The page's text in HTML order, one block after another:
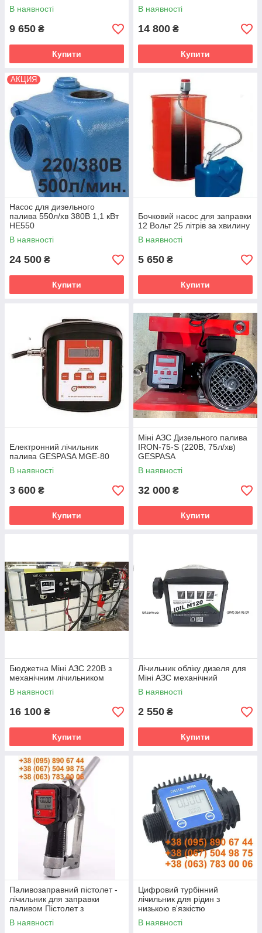
В наявності
9 650 ₴
Купити
В наявності
14 800 ₴
Купити
АКЦИЯ
Насос для дизельного
палива 550л/хв 380В 1,1 кВт
HE550
В наявності
24 500 ₴
Купити
Бочковий насос для заправки
12 Вольт 25 літрів за хвилину
В наявності
5 650 ₴
Купити
Електронний лічильник
палива GESPASA MGE-80
В наявності
3 600 ₴
Купити
Міні АЗС Дизельного палива
IRON-75-S (220В, 75л/хв)
GESPASA
В наявності
32 000 ₴
Купити
Бюджетна Міні АЗС 220В з
механічним лічильником
В наявності
16 100 ₴
Купити
Лічильник обліку дизеля для
Міні АЗС механічний
В наявності
2 550 ₴
Купити
Паливозаправний пістолет -
лічильник для заправки
паливом Пістолет з
електронним лічильником
В наявності
Цифровий турбінний
лічильник для рідин з
низькою в'язкістю
В наявності